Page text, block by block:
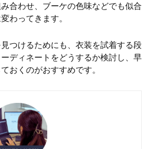
合わせ、ブーケの色味などでも似合
わってきます。
つけるためにも、衣装を試着する段
ディネートをどうするか検討し、早
おくのがおすすめです。